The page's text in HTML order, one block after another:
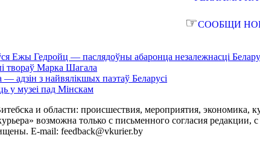
☞СООБЩИ
Ежы Гедройц — паслядоўны абаронца незалежнасці
твораў Марка Шагала
адзін з найвялікшых паэтаў Беларусі
у музеі пад Мінскам
и области: происшествия, мероприятия, экономика,
возможна только с письменного согласия
E-mail: feedback@vkurier.by